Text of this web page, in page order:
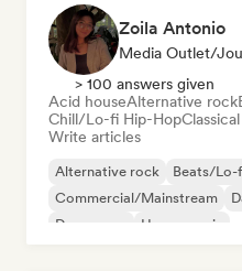
Zoila Antonio
Media Outlet/
> 100 answers given
Acid houseAlternative rock
Chill/Lo-fi Hip-Hop
Write articles
Alternative rock Beats/Lo-
Commercial/Mainstream
Dream pop
House music